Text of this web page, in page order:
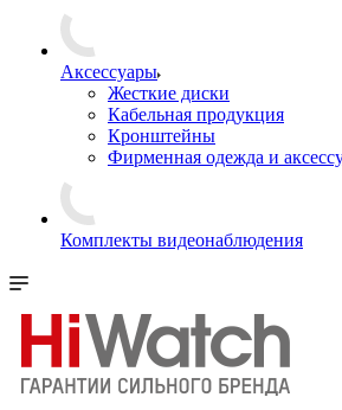
Аксессуары
Жесткие диски
Кабельная продукция
Кронштейны
Фирменная одежда и
Комплекты видеонаблюдения